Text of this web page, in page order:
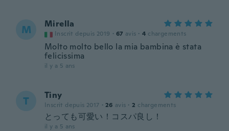
M Mirella
Inscrit depuis 2019 · 67 avis · 4 chargements
Molto molto bello la mia bambina è stata
felicissima
il y a 5 ans
T Tiny
Inscrit depuis 2017 · 26 avis · 2 chargements
とっても可愛い！コスパ良し！
il y a 5 ans